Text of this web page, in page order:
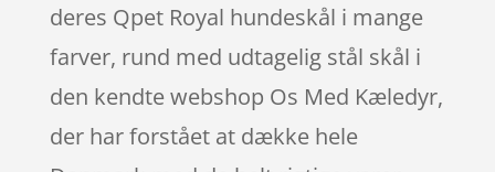
deres Qpet Royal hundeskål i mange
farver, rund med udtagelig stål skål i
den kendte webshop Os Med Kæledyr,
der har forstået at dække hele